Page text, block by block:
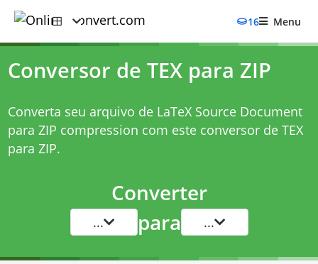
16 Menu
Conversor de TEX para ZIP
Converta seu arquivo de LaTeX Source Document
para ZIP compression com este conversor de TEX
para ZIP.
Converter
... para ...